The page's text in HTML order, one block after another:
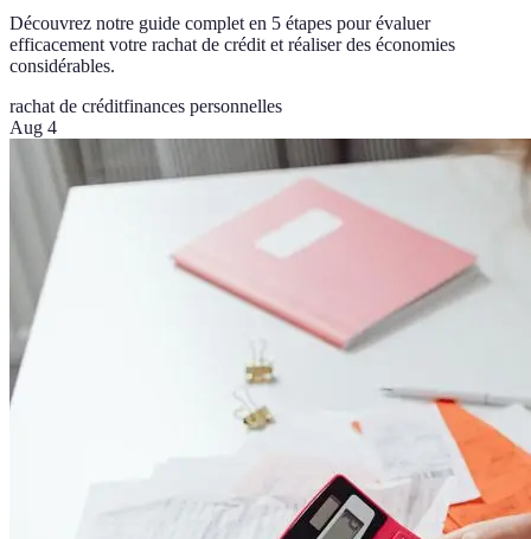
Découvrez notre guide complet en 5 étapes pour évaluer
efficacement votre rachat de crédit et réaliser des économies
considérables.
rachat de créditfinances personnelles
Aug 4